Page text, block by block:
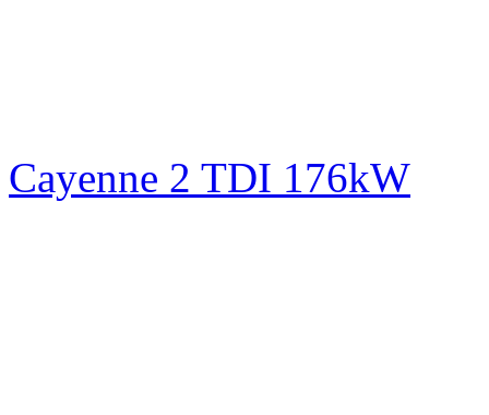
Cayenne 2 TDI 176kW